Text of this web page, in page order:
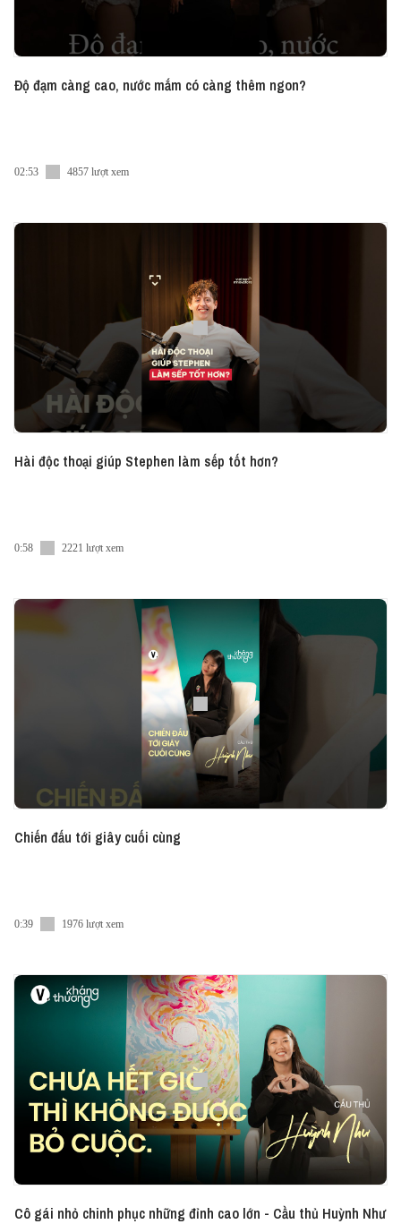
Độ đạm càng cao, nước mắm có càng thêm ngon?
02:53 4857 lượt xem
Hài độc thoại giúp Stephen làm sếp tốt hơn?
0:58 2221 lượt xem
Chiến đấu tới giây cuối cùng
0:39 1976 lượt xem
Cô gái nhỏ chinh phục những đỉnh cao lớn - Cầu thủ Huỳnh Như